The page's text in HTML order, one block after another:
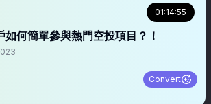
01:14:55
何簡單參與熱門空投項目？！
Convert